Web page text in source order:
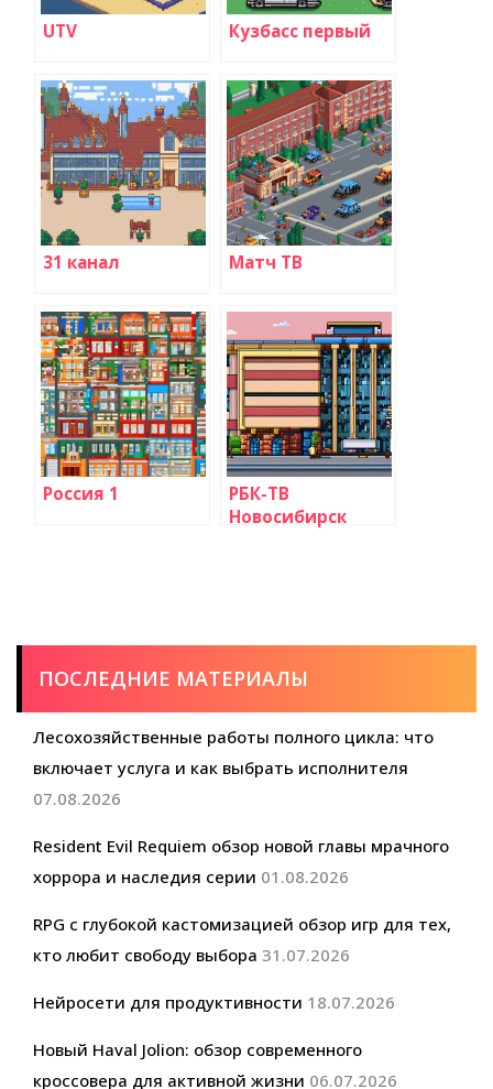
UTV Кузбасс первый
31 канал Матч ТВ
Россия 1
РБК-ТВ
Новосибирск
ПОСЛЕДНИЕ МАТЕРИАЛЫ
Лесохозяйственные работы полного цикла: что
включает услуга и как выбрать исполнителя
07.08.2026
Resident Evil Requiem обзор новой главы мрачного
хоррора и наследия серии 01.08.2026
RPG с глубокой кастомизацией обзор игр для тех,
кто любит свободу выбора 31.07.2026
Нейросети для продуктивности 18.07.2026
Новый Haval Jolion: обзор современного
кроссовера для активной жизни 06.07.2026